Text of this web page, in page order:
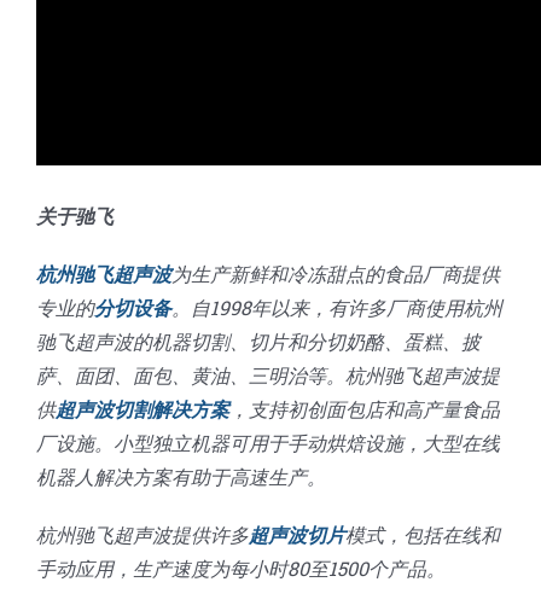
关于驰飞
杭州驰飞超声波为生产新鲜和冷冻甜点的食品厂商提供
专业的分切设备。自1998年以来，有许多厂商使用杭州
驰飞超声波的机器切割、切片和分切奶酪、蛋糕、披
萨、面团、面包、黄油、三明治等。杭州驰飞超声波提
供超声波切割解决方案，支持初创面包店和高产量食品
厂设施。小型独立机器可用于手动烘焙设施，大型在线
机器人解决方案有助于高速生产。
杭州驰飞超声波提供许多超声波切片模式，包括在线和
手动应用，生产速度为每小时80至1500个产品。